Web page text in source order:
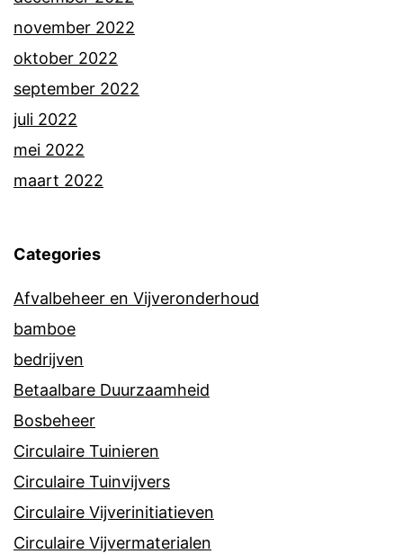
november 2022
oktober 2022
september 2022
juli 2022
mei 2022
maart 2022
Categories
Afvalbeheer en Vijveronderhoud
bamboe
bedrijven
Betaalbare Duurzaamheid
Bosbeheer
Circulaire Tuinieren
Circulaire Tuinvijvers
Circulaire Vijverinitiatieven
Circulaire Vijvermaterialen